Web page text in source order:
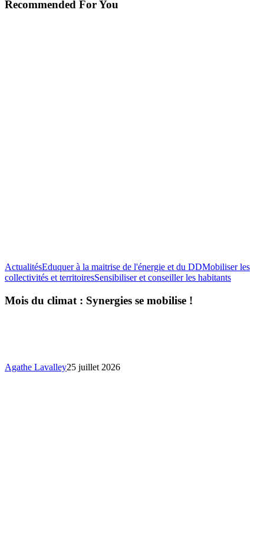
Recommended For You
ActualitésEduquer à la maitrise de l'énergie et du DDMobiliser les
collectivités et territoiresSensibiliser et conseiller les habitantsMois
Mois du climat : Synergies se mobilise !
Agathe Lavalley25 juillet 2026